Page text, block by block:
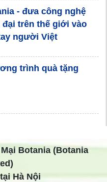
- đưa công nghệ
đại trên thế giới vào
người Việt
trình quà tặng
Botania (Botania
Hà Nội